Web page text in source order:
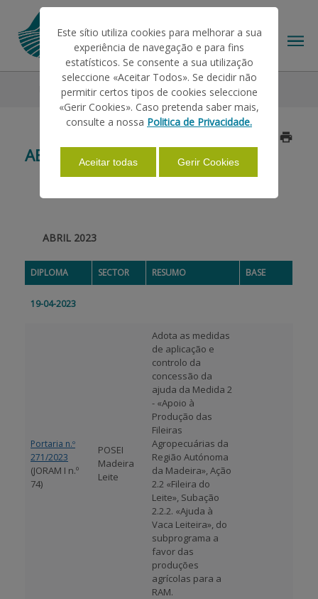
AJUDAS/APOIOS
INFORMAÇÕES
PAGAMENTOS
Legislação 2023 Abril
ABRIL
ABRIL 2023
DIPLOMA SECTOR RESUMO BASE
19-04-2023
Portaria n.º
271/2023
(JORAM I n.º
74)
POSEI
Madeira
Leite
Adota as medidas
de aplicação e
controlo da
concessão da
ajuda da Medida 2
- «Apoio à
Produção das
Fileiras
Agropecuárias da
Região Autónoma
da Madeira», Ação
2.2 «Fileira do
Leite», Subação
2.2.2. «Ajuda à
Vaca Leiteira», do
subprograma a
favor das
produções
agrícolas para a
RAM.
Este sítio utiliza cookies para melhorar a sua
experiência de navegação e para fins
estatísticos. Se consente a sua utilização
seleccione «Aceitar Todos». Se decidir não
permitir certos tipos de cookies seleccione
«Gerir Cookies». Caso pretenda saber mais,
consulte a nossa Politica de Privacidade.
Aceitar todas Gerir Cookies